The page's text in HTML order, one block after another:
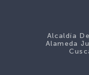
Alcaldía
Alameda